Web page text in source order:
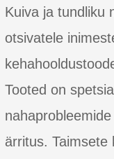
Kuiva ja tundliku
otsivatele
Tooted on
ärritus. Taimsete